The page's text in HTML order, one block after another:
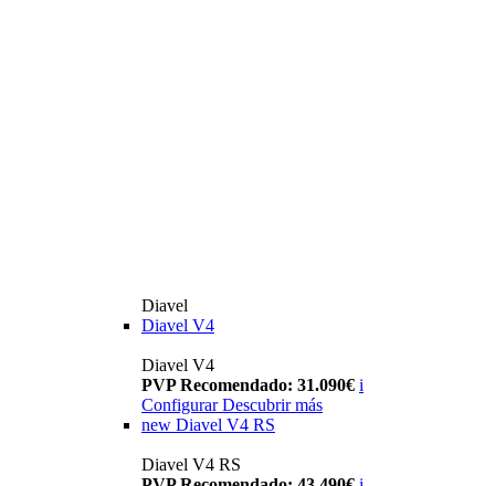
Diavel
Diavel V4
Diavel V4
PVP Recomendado: 31.090€ i
Configurar Descubrir más
new Diavel V4 RS
Diavel V4 RS